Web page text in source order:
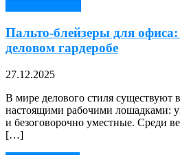
Пальто-блейзеры для
деловом гардеробе
27.12.2025
В мире делового стиля существуют
настоящими рабочими лошадками:
и безоговорочно уместные. Среди
[…]